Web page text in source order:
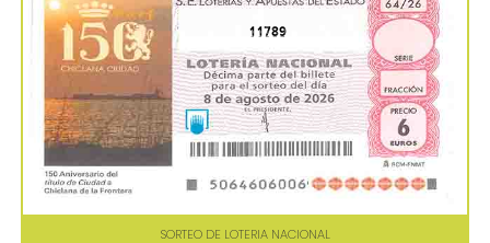
11789
SORTEO DE LOTERIA NACIONAL